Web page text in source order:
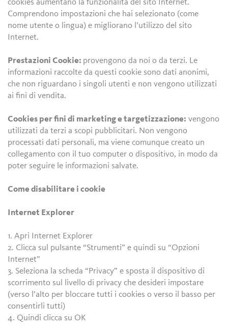
cookies aumentano la funzionalità del sito Internet.
Comprendono impostazioni che hai selezionato (come
nome utente o lingua) e migliorano l’utilizzo del sito
Internet.
Prestazioni Cookie: provengono da noi o da terzi. Le
informazioni raccolte da questi cookie sono dati anonimi,
che non riguardano i singoli utenti e non vengono utilizzati
ai fini di vendita.
Cookies per fini di marketing e targetizzazione: vengono
utilizzati da terzi a scopi pubblicitari. Non vengono
processati dati personali, ma viene comunque creato un
collegamento con il tuo computer o dispositivo, in modo da
poter seguire le informazioni salvate.
Come disabilitare i cookie
Internet Explorer
1. Apri Internet Explorer
2. Clicca sul pulsante “Strumenti” e quindi su “Opzioni
Internet”
3. Seleziona la scheda “Privacy” e sposta il dispositivo di
scorrimento sul livello di privacy che desideri impostare
(verso l’alto per bloccare tutti i cookies o verso il basso per
consentirli tutti)
4. Quindi clicca su OK